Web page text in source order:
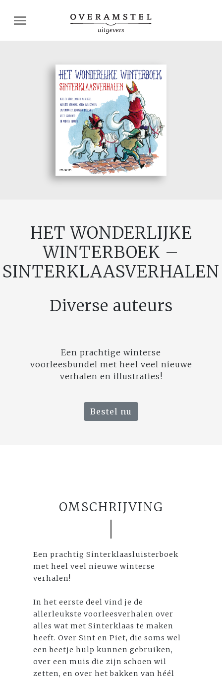
HET WONDERLIJKE
WINTERBOEK –
SINTERKLAASVERHALEN
Diverse auteurs
Een prachtige winterse
voorleesbundel met heel veel nieuwe
verhalen en illustraties!
Bestel nu
OMSCHRIJVING
Een prachtig Sinterklaasluisterboek
met heel veel nieuwe winterse
verhalen!
In het eerste deel vind je de
allerleukste voorleesverhalen over
alles wat met Sinterklaas te maken
heeft. Over Sint en Piet, die soms wel
een beetje hulp kunnen gebruiken,
over een muis die zijn schoen wil
zetten, en over het bakken van héél